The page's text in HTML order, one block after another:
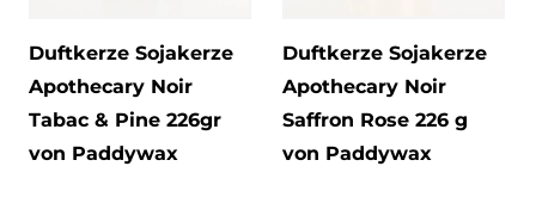
Duftkerze Sojakerze
Apothecary Noir
Tabac & Pine 226gr
von Paddywax
Duftkerze Sojakerze
Apothecary Noir
Saffron Rose 226 g
von Paddywax